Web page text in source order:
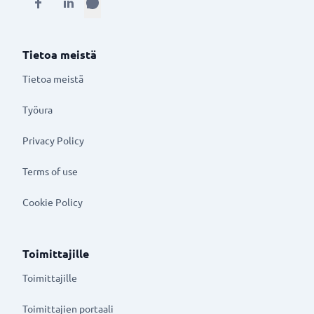
Tietoa meistä
Tietoa meistä
Työura
Privacy Policy
Terms of use
Cookie Policy
Toimittajille
Toimittajille
Toimittajien portaali